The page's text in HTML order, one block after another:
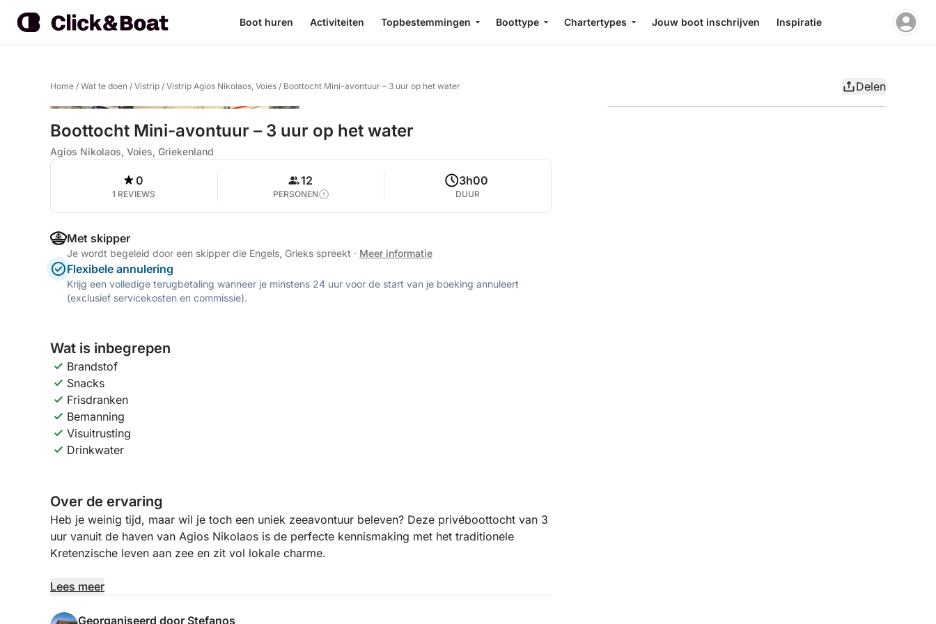
Boot huren Activiteiten Topbestemmingen Boottype Chartertypes Jouw boot inschrijven Inspiratie
Home / Wat te doen / Vistrip / Vistrip Agios Nikolaos, Voies / Boottocht Mini-avontuur – 3 uur op het water Delen
Boottocht Mini-avontuur – 3 uur op het water
Agios Nikolaos, Voies, Griekenland
0
1 REVIEWS
12
PERSONEN
3h00
DUUR
Met skipper
Je wordt begeleid door een skipper die Engels, Grieks spreekt · Meer informatie
Flexibele annulering
Krijg een volledige terugbetaling wanneer je minstens 24 uur voor de start van je boeking annuleert
(exclusief servicekosten en commissie).
Wat is inbegrepen
Brandstof
Snacks
Frisdranken
Bemanning
Visuitrusting
Drinkwater
Over de ervaring
Heb je weinig tijd, maar wil je toch een uniek zeeavontuur beleven? Deze privéboottocht van 3
uur vanuit de haven van Agios Nikolaos is de perfecte kennismaking met het traditionele
Kretenzische leven aan zee en zit vol lokale charme.
Onder leiding van een professionele schipper uit een lokale vissersfamilie geniet je van de
Nikolaos. Of je nu je geluk beproeft met het maken van foto's van het kustlandschap of
Lees meer
Georganiseerd door Stefanos